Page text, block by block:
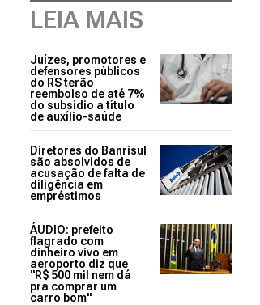
LEIA MAIS
Juízes, promotores e
defensores públicos
do RS terão
reembolso de até 7%
do subsídio a título
de auxílio-saúde
Diretores do Banrisul
são absolvidos de
acusação de falta de
diligência em
empréstimos
ÁUDIO: prefeito
flagrado com
dinheiro vivo em
aeroporto diz que
"R$ 500 mil nem dá
pra comprar um
carro bom"